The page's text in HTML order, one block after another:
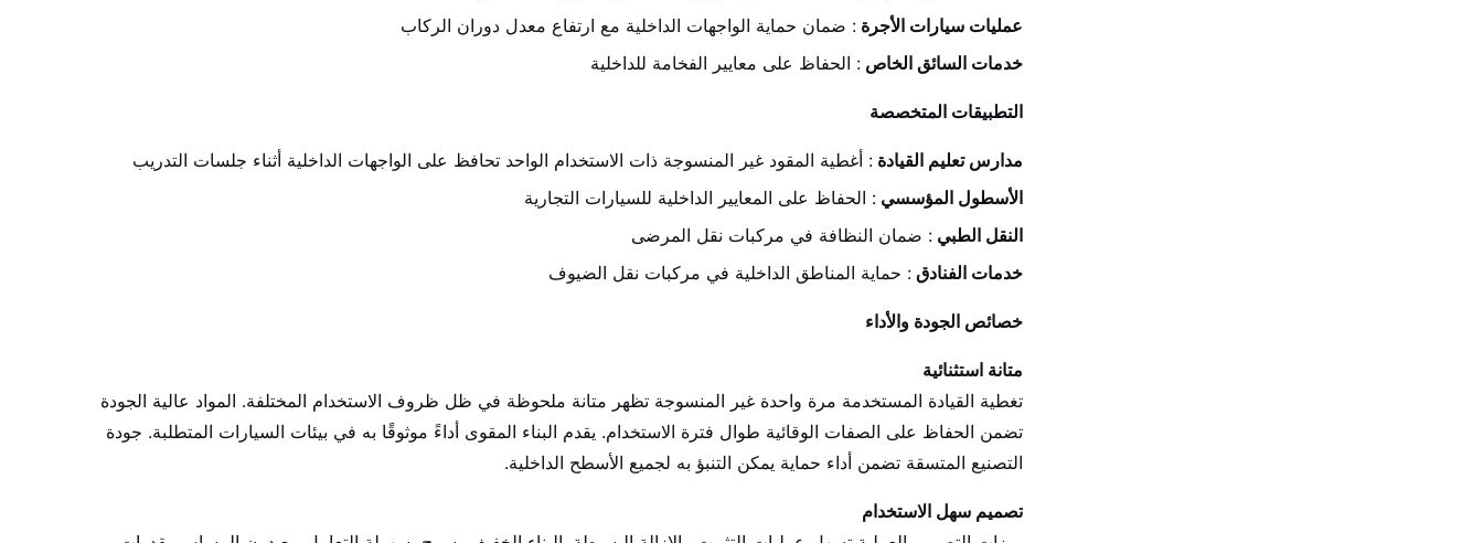
عمليات سيارات الأجرة : ضمان حماية الواجهات الداخلية مع ارتفاع معدل دوران الركاب
خدمات السائق الخاص : الحفاظ على معايير الفخامة للداخلية
التطبيقات المتخصصة
مدارس تعليم القيادة : أغطية المقود غير المنسوجة ذات الاستخدام الواحد تحافظ على الواجهات الداخلية أثناء جلسات التدريب
الأسطول المؤسسي : الحفاظ على المعايير الداخلية للسيارات التجارية
النقل الطبي : ضمان النظافة في مركبات نقل المرضى
خدمات الفنادق : حماية المناطق الداخلية في مركبات نقل الضيوف
خصائص الجودة والأداء
متانة استثنائية
تغطية القيادة المستخدمة مرة واحدة غير المنسوجة تظهر متانة ملحوظة في ظل ظروف الاستخدام المختلفة. المواد عالية الجودة
تضمن الحفاظ على الصفات الوقائية طوال فترة الاستخدام. يقدم البناء المقوى أداءً موثوقًا به في بيئات السيارات المتطلبة. جودة
التصنيع المتسقة تضمن أداء حماية يمكن التنبؤ به لجميع الأسطح الداخلية.
تصميم سهل الاستخدام